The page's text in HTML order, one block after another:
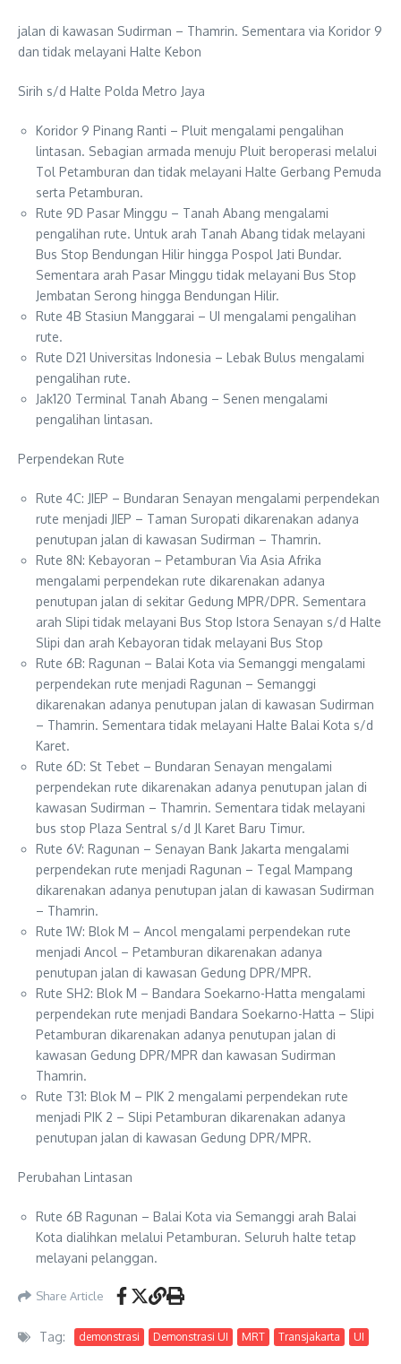
jalan di kawasan Sudirman – Thamrin. Sementara via Koridor 9
dan tidak melayani Halte Kebon
Sirih s/d Halte Polda Metro Jaya
Koridor 9 Pinang Ranti – Pluit mengalami pengalihan
lintasan. Sebagian armada menuju Pluit beroperasi melalui
Tol Petamburan dan tidak melayani Halte Gerbang Pemuda
serta Petamburan.
Rute 9D Pasar Minggu – Tanah Abang mengalami
pengalihan rute. Untuk arah Tanah Abang tidak melayani
Bus Stop Bendungan Hilir hingga Pospol Jati Bundar.
Sementara arah Pasar Minggu tidak melayani Bus Stop
Jembatan Serong hingga Bendungan Hilir.
Rute 4B Stasiun Manggarai – UI mengalami pengalihan
rute.
Rute D21 Universitas Indonesia – Lebak Bulus mengalami
pengalihan rute.
Jak120 Terminal Tanah Abang – Senen mengalami
pengalihan lintasan.
Perpendekan Rute
Rute 4C: JIEP – Bundaran Senayan mengalami perpendekan
rute menjadi JIEP – Taman Suropati dikarenakan adanya
penutupan jalan di kawasan Sudirman – Thamrin.
Rute 8N: Kebayoran – Petamburan Via Asia Afrika
mengalami perpendekan rute dikarenakan adanya
penutupan jalan di sekitar Gedung MPR/DPR. Sementara
arah Slipi tidak melayani Bus Stop Istora Senayan s/d Halte
Slipi dan arah Kebayoran tidak melayani Bus Stop
Rute 6B: Ragunan – Balai Kota via Semanggi mengalami
perpendekan rute menjadi Ragunan – Semanggi
dikarenakan adanya penutupan jalan di kawasan Sudirman
– Thamrin. Sementara tidak melayani Halte Balai Kota s/d
Karet.
Rute 6D: St Tebet – Bundaran Senayan mengalami
perpendekan rute dikarenakan adanya penutupan jalan di
kawasan Sudirman – Thamrin. Sementara tidak melayani
bus stop Plaza Sentral s/d Jl Karet Baru Timur.
Rute 6V: Ragunan – Senayan Bank Jakarta mengalami
perpendekan rute menjadi Ragunan – Tegal Mampang
dikarenakan adanya penutupan jalan di kawasan Sudirman
– Thamrin.
Rute 1W: Blok M – Ancol mengalami perpendekan rute
menjadi Ancol – Petamburan dikarenakan adanya
penutupan jalan di kawasan Gedung DPR/MPR.
Rute SH2: Blok M – Bandara Soekarno-Hatta mengalami
perpendekan rute menjadi Bandara Soekarno-Hatta – Slipi
Petamburan dikarenakan adanya penutupan jalan di
kawasan Gedung DPR/MPR dan kawasan Sudirman
Thamrin.
Rute T31: Blok M – PIK 2 mengalami perpendekan rute
menjadi PIK 2 – Slipi Petamburan dikarenakan adanya
penutupan jalan di kawasan Gedung DPR/MPR.
Perubahan Lintasan
Rute 6B Ragunan – Balai Kota via Semanggi arah Balai
Kota dialihkan melalui Petamburan. Seluruh halte tetap
melayani pelanggan.
Share Article
Tag: demonstrasi Demonstrasi UI MRT Transjakarta UI